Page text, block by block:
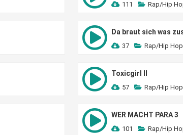
111 Rap/Hip
Da braut sich was
37 Rap/Hip Hop
Toxicgirl II
57 Rap/Hip Hop
WER MACHT PARA 3
101 Rap/Hip